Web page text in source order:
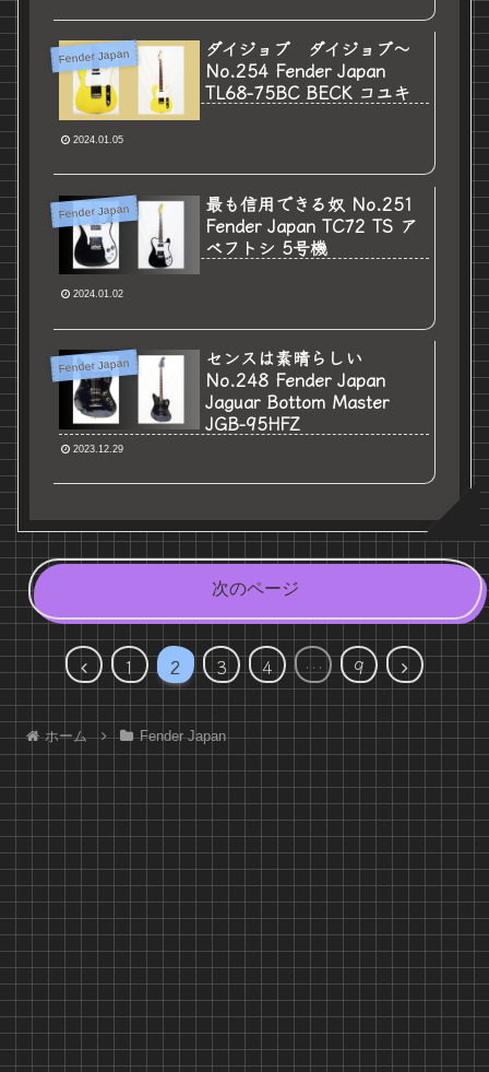
Fender Japan
ダイジョブ ダイジョブ～
No.254 Fender Japan
TL68-75BC BECK コユキ
2024.01.05
Fender Japan
最も信用できる奴 No.251
Fender Japan TC72 TS ア
ベフトシ 5号機
2024.01.02
Fender Japan
センスは素晴らしい
No.248 Fender Japan
Jaguar Bottom Master
JGB-95HFZ
2023.12.29
次のページ
前
へ
1 2 3 4 … 9
次
へ
ホーム Fender Japan